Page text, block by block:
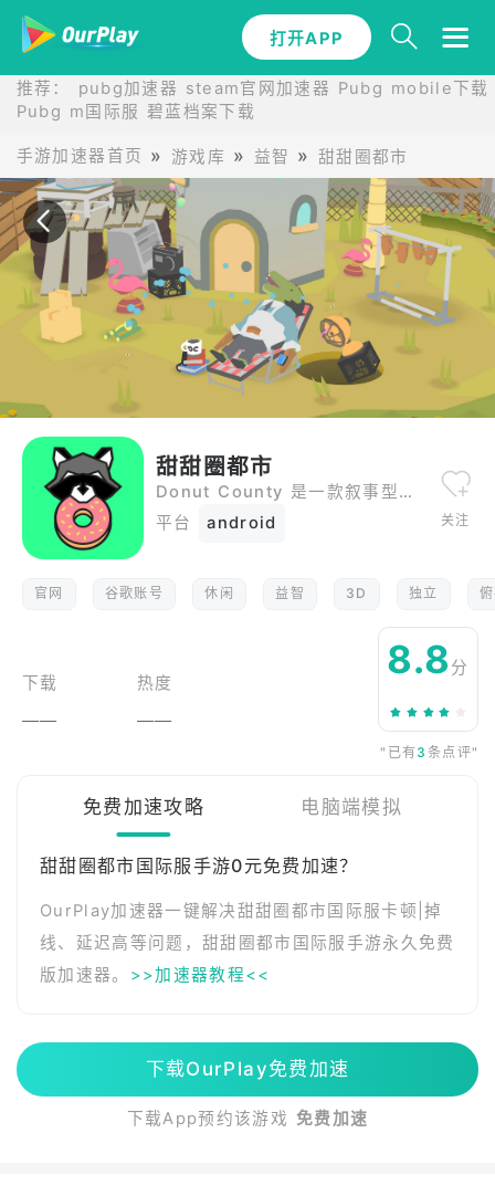
打开APP
推荐： pubg加速器 steam官网加速器 Pubg mobile下载
Pubg m国际服 碧蓝档案下载
手游加速器首页 游戏库 益智 甜甜圈都市
打开APP
甜甜圈都市
Donut County 是一款叙事型物理解谜游戏。在游戏中，玩家将扮演地上一个不断变大的地洞。让我们一起来认识各种可爱的角色、偷偷拿走他们的垃圾并丢进地洞里。
平台
android 关注
官网 谷歌账号 休闲 益智 3D 独立
下载
——
热度
——
8.8 分
"已有3 条点评"
免费加速攻略 电脑端模拟
甜甜圈都市国际服手游0元免费加速？
OurPlay加速器一键解决甜甜圈都市国际服卡顿|掉
线、延迟高等问题，甜甜圈都市国际服手游永久免费
版加速器。 >>加速器教程<<
下载OurPlay免费加速
下载App预约该游戏 免费加速